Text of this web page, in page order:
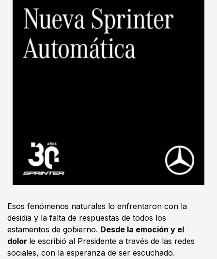
Esos fenómenos naturales lo enfrentaron con la
desidia y la falta de respuestas de todos los
estamentos de gobierno. Desde la emoción y el
dolor le escribió al Presidente a través de las redes
sociales, con la esperanza de ser escuchado.